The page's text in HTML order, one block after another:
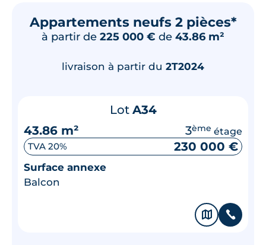
Appartements neufs 2 pièces*
à partir de 225 000 € de 43.86 m²
livraison à partir du 2T2024
Lot A34
43.86 m²
3ème étage
TVA 20% 230 000 €
Surface annexe
Balcon
🗞 📞